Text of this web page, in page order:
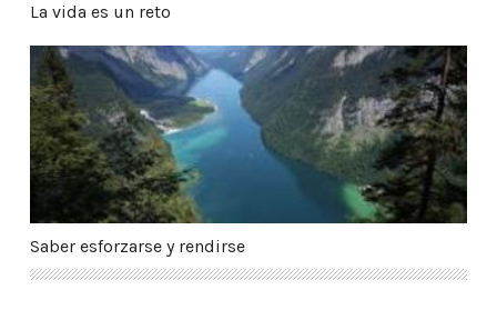
La vida es un reto
Saber esforzarse y rendirse
Saber esforzarse y rendirse